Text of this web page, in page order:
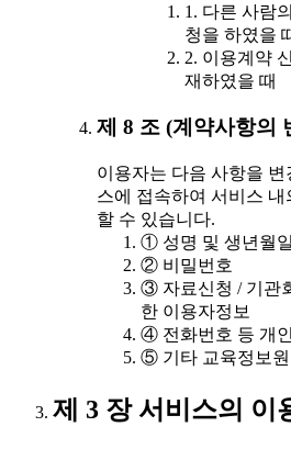
1. 다른 사람
청을 하였을
2. 이용계약
재하였을 때
제 8 조 (계약사항의
이용자는 다음 사항을 변
스에 접속하여 서비스
할 수 있습니다.
① 성명 및 생년월
② 비밀번호
③ 자료신청 / 기관
한 이용자정보
④ 전화번호 등 개
⑤ 기타 교육정보
제 3 장 서비스의 이